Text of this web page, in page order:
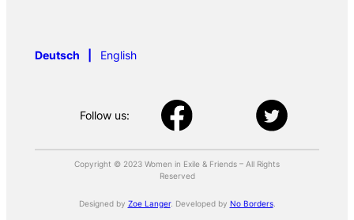
Deutsch English
Follow us:
Copyright © 2023 Women in Exile & Friends – All Rights
Reserved
Designed by Zoe Langer. Developed by No Borders.